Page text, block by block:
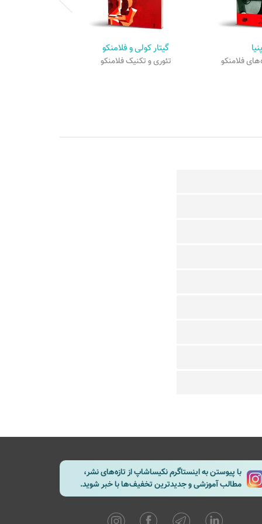
فلامنکو
گیتار کولی و فلامنکو
تئوری و تکنیک فلامنکو
با پیوستن به اینستاگرم نکیساشاپ از تازه‌های نشر،
مطالب آموزشی و جدیدترین تخفیف‌ها با خبر شوید.